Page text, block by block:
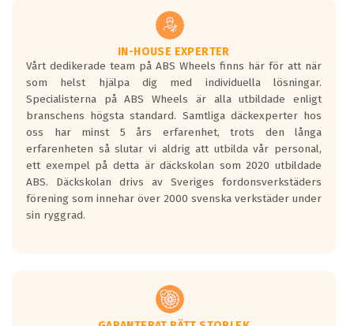
underlaget, vilken rutt du kör, samt
vilken körstil du använder.
Våtgrepp egenskaper:
Betygsskalan är satt A till F. Där A påvisar
den kortaste bromssträckan och F är den
längsta.
Inga D eller G betyg delas ut för
personbilar och lätta lastbilar.
Betyget sätts efter ett test där däcken
skall bromsa in på en väg där det ligger
0.5-1.5 mm vatten.
I 80km/h kommer skillnaden på
Vid körning i över 50km/h brukar
IN-HOUSE EXPERTER
Vårt dedikerade team på ABS Wheels finns här för att när
som helst hjälpa dig med individuella lösningar.
Specialisterna på ABS Wheels är alla utbildade enligt
branschens högsta standard. Samtliga däckexperter hos
oss har minst 5 års erfarenhet, trots den långa
erfarenheten så slutar vi aldrig att utbilda vår personal,
ett exempel på detta är däckskolan som 2020 utbildade
ABS. Däckskolan drivs av Sveriges fordonsverkstäders
förening som innehar över 2000 svenska verkstäder under
sin ryggrad.